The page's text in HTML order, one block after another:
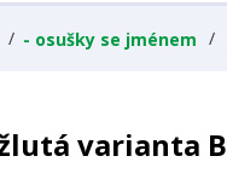
- osušky se jménem
varianta B